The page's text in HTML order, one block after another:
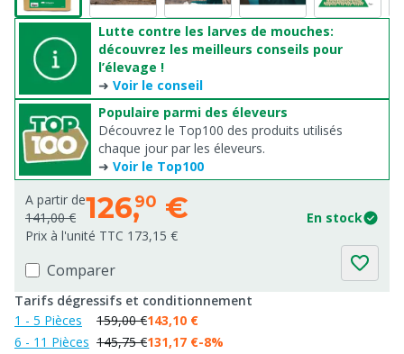
Lutte contre les larves de mouches:
découvrez les meilleurs conseils pour
l’élevage !
➜ Voir le conseil
Populaire parmi des éleveurs
Découvrez le Top100 des produits utilisés
chaque jour par les éleveurs.
➜ Voir le Top100
A partir de
141,00 € 126,90 €
En stock
Prix à l'unité TTC 173,15 €
Comparer
Tarifs dégressifs et conditionnement
1 - 5 Pièces
6 - 11 Pièces
159,00 €
145,75 €
143,10 €
131,17 €-8%